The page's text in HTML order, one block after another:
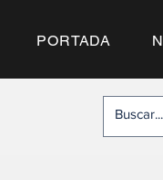
PORTADA